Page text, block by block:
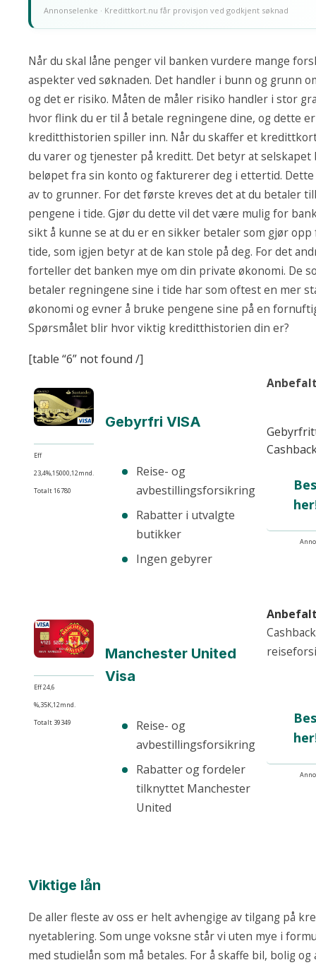
Annonselenke · Kredittkort.nu får provisjon ved godkjent søknad
Når du skal låne penger vil banken vurdere mange
aspekter ved søknaden. Det handler i bunn og grunn
og det er risiko. Måten de måler risiko handler i stor
hvor flink du er til å betale regningene dine, og dette
kreditthistorien spiller inn. Når du skaffer et
du varer og tjenester på kreditt. Det betyr at selskapet
beløpet fra sin konto og fakturerer deg i ettertid.
av to grunner. For det første kreves det at du betaler
pengene i tide. Gjør du dette vil det være mulig for
sikt å kunne se at du er en sikker betaler som gjør opp
tide, som igjen betyr at de kan stole på deg. For det
forteller det banken mye om din private økonomi. De
betaler regningene sine i tide har som oftest en mer
økonomi og evner å bruke pengene sine på en
Spørsmålet blir hvor viktig kreditthistorien din er?
[table “6” not found /]
Eff
23,4%,15000,12mnd.
Totalt 16780
Gebyrfri VISA
Reise- og
avbestillingsforsikring
Rabatter i utvalgte
butikker
Ingen gebyrer
Eff 24,6
%,35K,12mnd.
Totalt 39349
Manchester United
Visa
Reise- og
avbestillingsforsikring
Rabatter og fordeler
tilknyttet Manchester
United
Viktige lån
De aller fleste av oss er helt avhengige av tilgang på
nyetablering. Som unge voksne står vi uten mye i
med studielån som må betales. For å skaffe bil, bolig og